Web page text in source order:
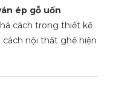
ép gỗ uốn
cách trong thiết kế
nội thất ghế hiện